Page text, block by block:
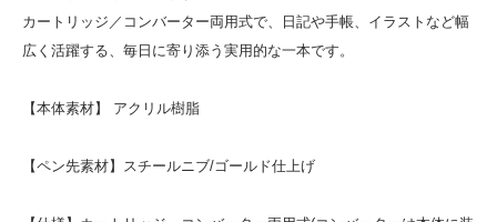
カートリッジ／コンバーター両用式で、日記や手帳、イラストなど幅
広く活躍する、毎日に寄り添う実用的な一本です。
【本体素材】 アクリル樹脂
【ペン先素材】スチールニブ/ゴールド仕上げ